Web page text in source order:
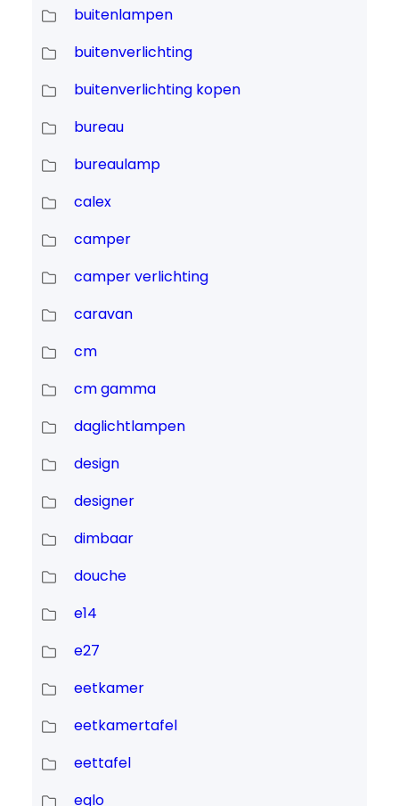
buitenlampen
buitenverlichting
buitenverlichting kopen
bureau
bureaulamp
calex
camper
camper verlichting
caravan
cm
cm gamma
daglichtlampen
design
designer
dimbaar
douche
e14
e27
eetkamer
eetkamertafel
eettafel
eglo